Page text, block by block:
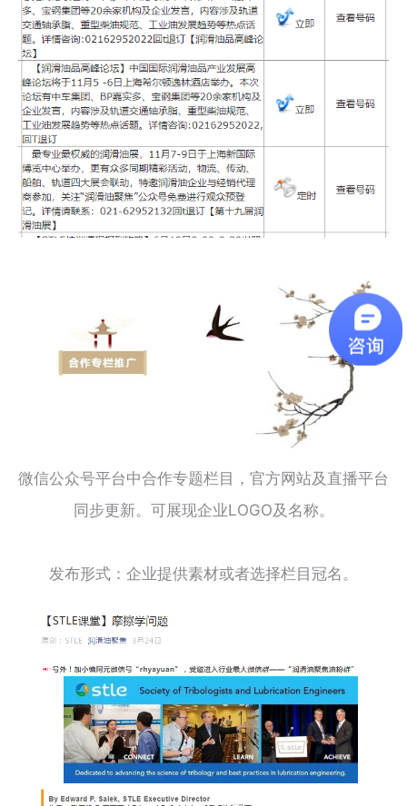
微信公众号平台中合作专题栏目，官方网站及直播平台
同步更新。可展现企业LOGO及名称。
发布形式：企业提供素材或者选择栏目冠名。